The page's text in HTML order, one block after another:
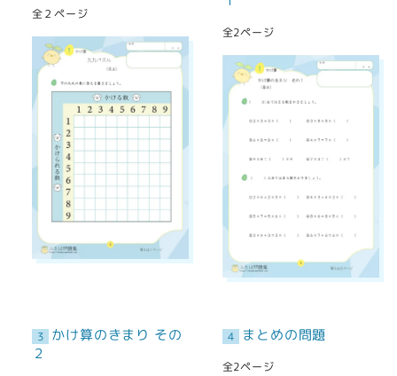
全２ページ
全2ページ
3 かけ算のきまり その
２
4 まとめの問題
全2ページ